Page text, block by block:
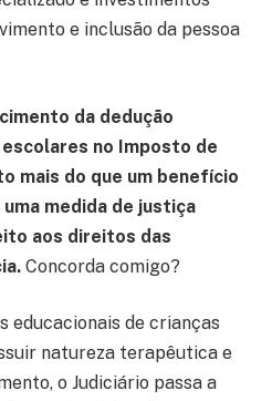
e inclusão da pessoa
da dedução
no Imposto de
mais do que um benefício
medida de justiça
aos direitos das
Concorda comigo?
educacionais de crianças
natureza terapêutica e
o Judiciário passa a